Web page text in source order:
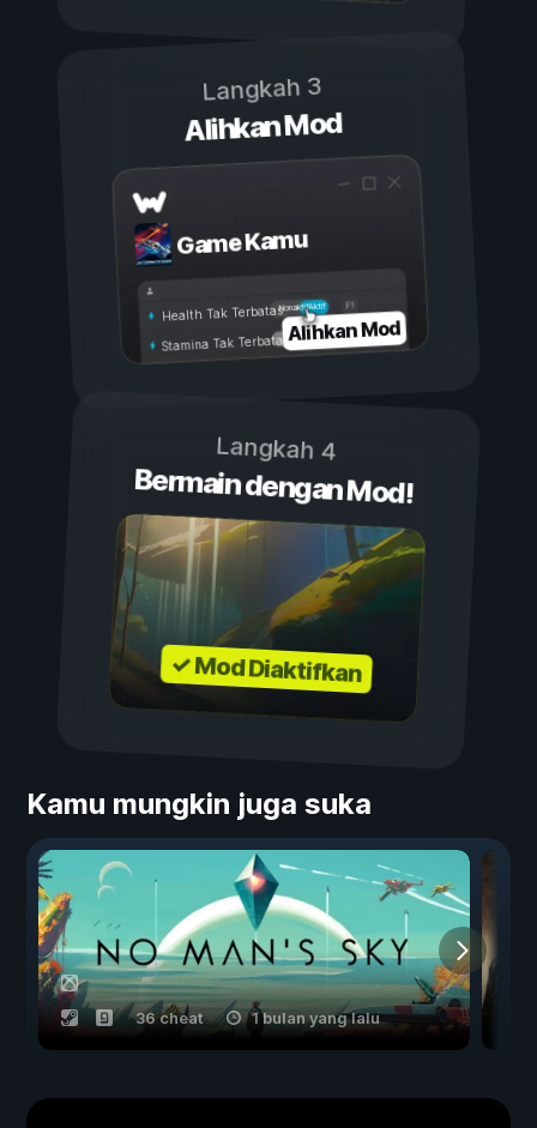
Langkah 3
Alihkan Mod
Game Kamu
Aktif
Nonaktif
Health Tak Terbatas
Stamina Tak TerbatasAlihkan Mod
Langkah 4
Bermain dengan Mod!
✓ Mod Diaktifkan
Kamu mungkin juga suka
36 cheat 1 bulan yang lalu